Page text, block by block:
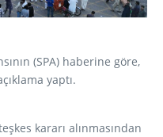
(SPA) haberine göre,
yaptı.
kararı alınmasından